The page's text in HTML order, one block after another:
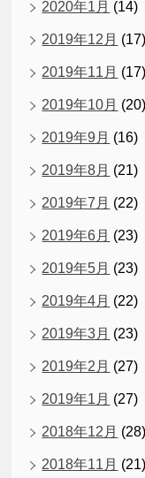
2020年1月 (14)
2019年12月 (17)
2019年11月 (17)
2019年10月 (20)
2019年9月 (16)
2019年8月 (21)
2019年7月 (22)
2019年6月 (23)
2019年5月 (23)
2019年4月 (22)
2019年3月 (23)
2019年2月 (27)
2019年1月 (27)
2018年12月 (28)
2018年11月 (21)